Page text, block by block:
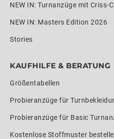
NEW IN: Turnanzüge mit Criss-
NEW IN: Masters Edition 2026
Stories
KAUFHILFE & BERATUNG
Größentabellen
Probieranzüge für
Probieranzüge für Basic
Kostenlose Stoffmuster